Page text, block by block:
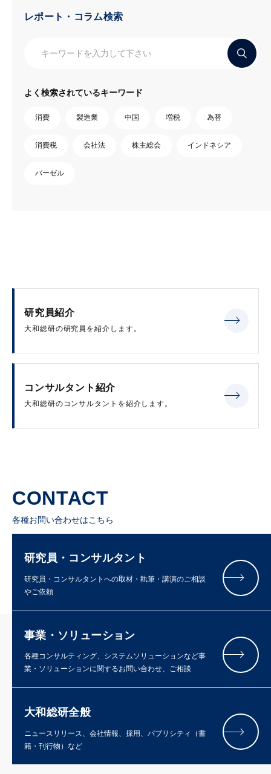
レポート・コラム検索
よく検索されているキーワード
消費 製造業 中国 増税 為替
消費税 会社法 株主総会 インドネシア
バーゼル
研究員紹介
大和総研の研究員を紹介します。
コンサルタント紹介
大和総研のコンサルタントを紹介します。
CONTACT
各種お問い合わせはこちら
研究員・コンサルタント
研究員・コンサルタントへの取材・執筆・講演のご相談
やご依頼
事業・ソリューション
各種コンサルティング、システムソリューションなど事
業・ソリューションに関するお問い合わせ、ご相談
大和総研全般
ニュースリリース、会社情報、採用、パブリシティ（書
籍・刊行物）など